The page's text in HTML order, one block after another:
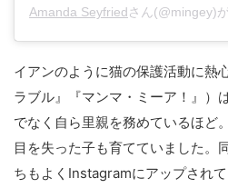
Amanda Seyfriedさん(@mingey)
イアンのように猫の保護活動に熱
ラブル』『マンマ・ミーア！』）
でなく自ら里親を務めているほど
目を失った子も育てていました。
ちもよくInstagramにアップされ